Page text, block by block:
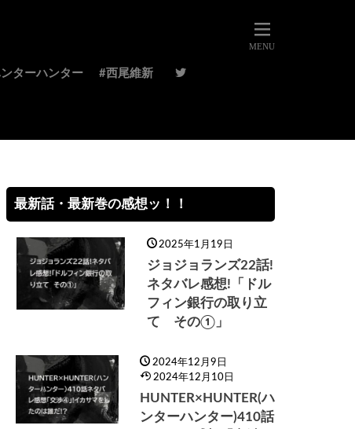
ターハンター #西尾維新
最新話・最新巻の感想ッ！！
2025年1月19日
ジョジョランズ22話!
ネタバレ感想!「ドル
フィン銀行の取り立
て その①」
2024年12月9日
2024年12月10日
HUNTER×HUNTER(ハ
ンターハンター)410話